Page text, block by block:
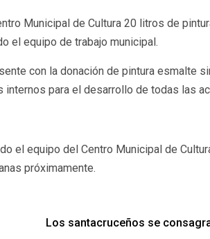
Municipal de Cultura 20 litros de
el equipo de trabajo municipal.
con la donación de pintura esmalte
para el desarrollo de todas las
el equipo del Centro Municipal de
próximamente.
Los santacruceños se